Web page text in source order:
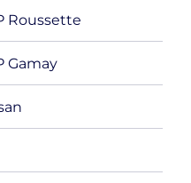
Roussette
Gamay